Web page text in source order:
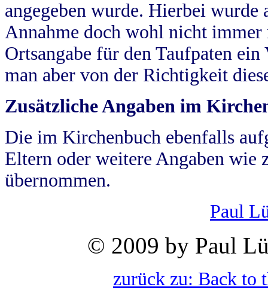
angegeben wurde. Hierbei wurde
Annahme doch wohl nicht
Ortsangabe für den Taufpaten
man aber von der Richtigkeit
Zusätzliche Angaben im
Die im Kirchenbuch ebenfalls
Eltern oder weitere Angaben wie
übernommen.
Paul
© 2009 by Paul
zurück zu: Back to